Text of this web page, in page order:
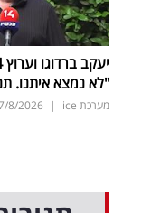
"לא נמצא איתנו.
מערכת ice |
8/2026